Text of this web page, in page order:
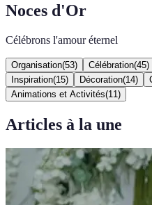
Noces d'Or
Célébrons l'amour éternel
Organisation(53) Célébration(45)
Inspiration(15) Décoration(14)
Animations et Activités(11 )
Articles à la une